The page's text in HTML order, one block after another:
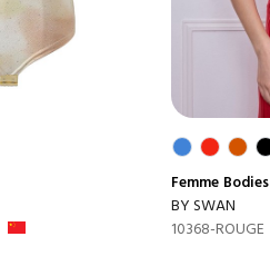
Femme Bodies
BY SWAN
10368-ROUGE